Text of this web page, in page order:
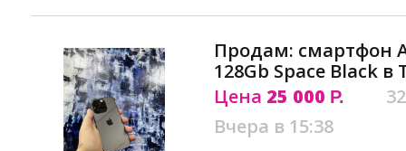
Продам: смартфон
128Gb Space Black в
Цена 25 000 Р.
Вчера в 15:38